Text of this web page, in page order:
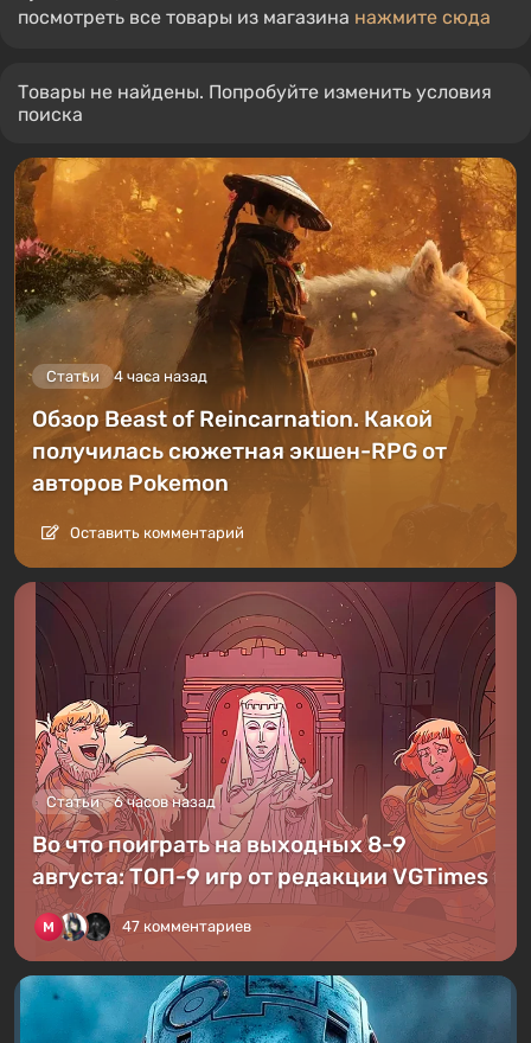
посмотреть все товары из магазина нажмите сюда
Товары не найдены. Попробуйте изменить условия
поиска
Статьи 4 часа назад
Обзор Beast of Reincarnation. Какой
получилась сюжетная экшен-RPG от
авторов Pokemon
Оставить комментарий
Статьи 6 часов назад
Во что поиграть на выходных 8-9
августа: ТОП-9 игр от редакции VGTimes
47 комментариев